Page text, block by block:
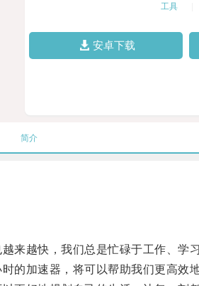
工具
安卓下载
简介
越快，我们总是忙碌于工作、学习
加速器，将可以帮助我们更高效地